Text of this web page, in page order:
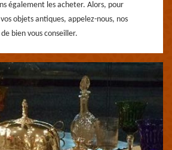
également les acheter. Alors, pour
objets antiques, appelez-nous, nos
bien vous conseiller.